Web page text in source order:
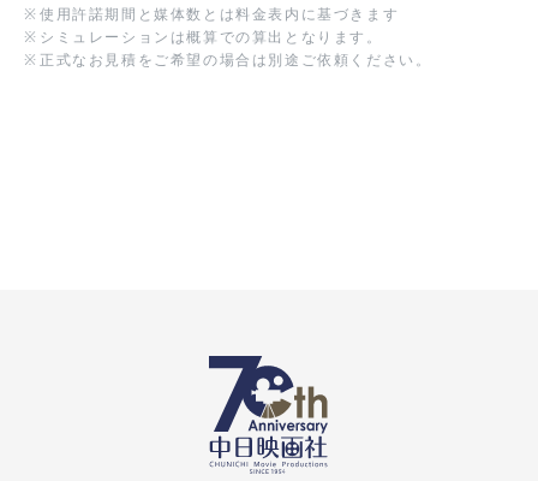
※ 使用許諾期間と媒体数とは料金表内に基づきます
※ シミュレーションは概算での算出となります。
※ 正式なお見積をご希望の場合は別途ご依頼ください。